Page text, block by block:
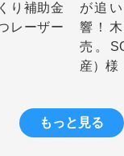
り補助金
レーザー
が追
響！
売。
産）様
もっと見る